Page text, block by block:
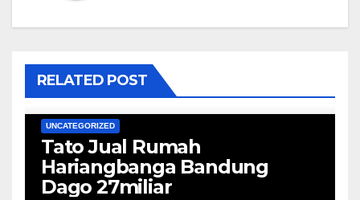
RELATED POST
UNCATEGORIZED
Tato Jual Rumah
Hariangbanga Bandung
Dago 27miliar